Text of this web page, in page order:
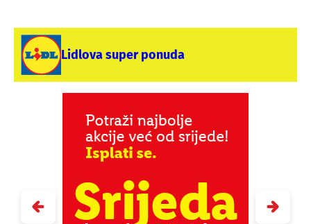
Lidlova super ponuda